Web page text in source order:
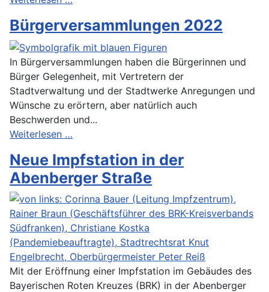
Bürgerversammlungen 2022
In Bürgerversammlungen haben die Bürgerinnen und
Bürger Gelegenheit, mit Vertretern der
Stadtverwaltung und der Stadtwerke Anregungen und
Wünsche zu erörtern, aber natürlich auch
Beschwerden und...
Weiterlesen …
Neue Impfstation in der
Abenberger Straße
Mit der Eröffnung einer Impfstation im Gebäudes des
Bayerischen Roten Kreuzes (BRK) in der Abenberger